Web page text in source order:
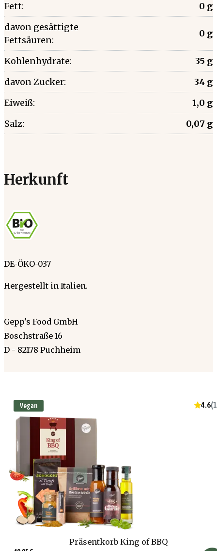
Fett:
0 g
davon gesättigte
Fettsäuren:
0 g
Kohlenhydrate:
35 g
davon Zucker:
34 g
Eiweiß:
1,0 g
Salz:
0,07 g
Herkunft
DE-ÖKO-037
Hergestellt in Italien.
Gepp's Food GmbH
Boschstraße 16
D - 82178 Puchheim
Vegan 4.6(
Präsentkorb King of BBQ